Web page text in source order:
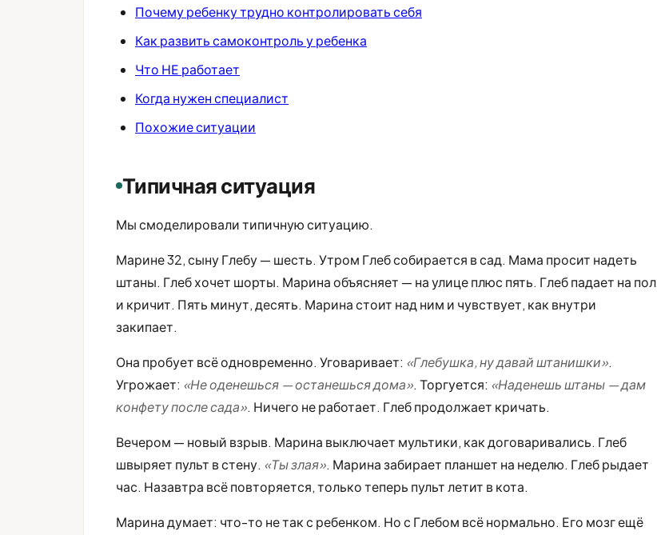
Почему ребенку трудно контролировать себя
Как развить самоконтроль у ребенка
Что НЕ работает
Когда нужен специалист
Похожие ситуации
Типичная ситуация
Мы смоделировали типичную ситуацию.
Марине 32, сыну Глебу — шесть. Утром Глеб собирается в сад. Мама просит надеть
штаны. Глеб хочет шорты. Марина объясняет — на улице плюс пять. Глеб падает на пол
и кричит. Пять минут, десять. Марина стоит над ним и чувствует, как внутри
закипает.
Она пробует всё одновременно. Уговаривает: «Глебушка, ну давай штанишки».
Угрожает: «Не оденешься — останешься дома». Торгуется: «Наденешь штаны — дам
конфету после сада». Ничего не работает. Глеб продолжает кричать.
Вечером — новый взрыв. Марина выключает мультики, как договаривались. Глеб
швыряет пульт в стену. «Ты злая». Марина забирает планшет на неделю. Глеб рыдает
час. Назавтра всё повторяется, только теперь пульт летит в кота.
Марина думает: что-то не так с ребенком. Но с Глебом всё нормально. Его мозг ещё